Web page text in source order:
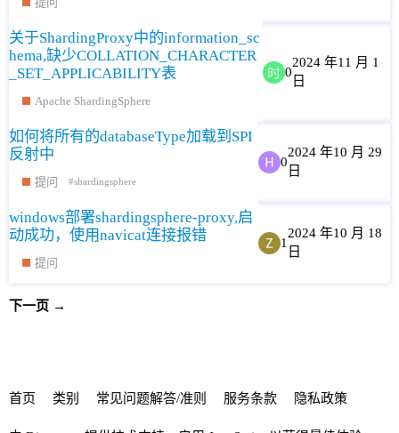
关于ShardingProxy中的information_sc
hema,缺少COLLATION_CHARACTER
_SET_APPLICABILITY表
Apache ShardingSphere
0
2024 年11 月 1
日
如何将所有的databaseType加载到SPI
反射中
提问 shardingsphere
0
2024 年10 月 29
日
windows部署shardingsphere-proxy,启
动成功，使用navicat连接报错
提问
1
2024 年10 月 18
日
下一页 →
首页 类别 常见问题解答/准则 服务条款 隐私政策